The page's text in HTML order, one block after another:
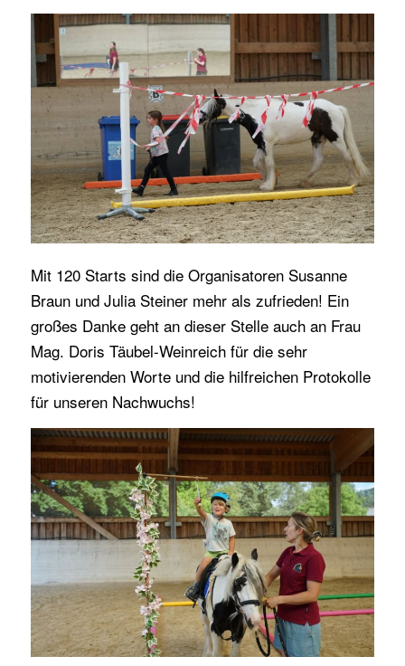
Mit 120 Starts sind die Organisatoren Susanne
Braun und Julia Steiner mehr als zufrieden! Ein
großes Danke geht an dieser Stelle auch an Frau
Mag. Doris Täubel-Weinreich für die sehr
motivierenden Worte und die hilfreichen Protokolle
für unseren Nachwuchs!